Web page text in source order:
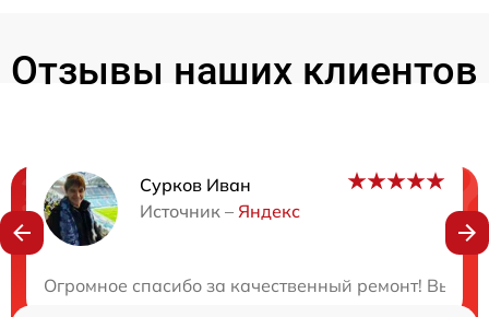
Отзывы наших клиентов
Сурков Иван
Источник – Яндекс
Огромное спасибо за качественный ремонт! Вы
Нужна консультация?